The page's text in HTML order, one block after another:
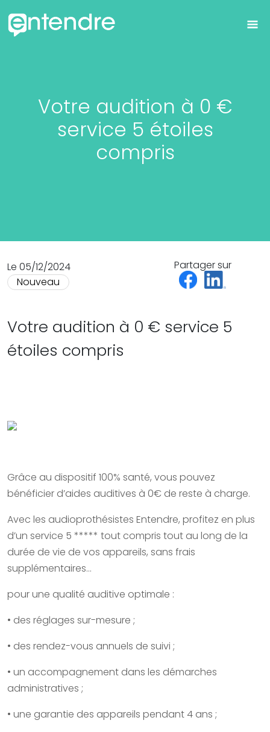
Votre audition à 0 €
service 5 étoiles
compris
Le 05/12/2024
Nouveau
Partager sur
Votre audition à 0 € service 5
étoiles compris
Grâce au dispositif 100% santé, vous pouvez
bénéficier d’aides auditives à 0€ de reste à charge.
Avec les audioprothésistes Entendre, profitez en plus
d’un service 5 ***** tout compris tout au long de la
durée de vie de vos appareils, sans frais
supplémentaires…
pour une qualité auditive optimale :
• des réglages sur-mesure ;
• des rendez-vous annuels de suivi ;
• un accompagnement dans les démarches
administratives ;
• une garantie des appareils pendant 4 ans ;